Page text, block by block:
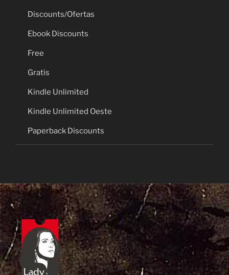
Discounts/Ofertas
Ebook Discounts
Free
Gratis
Kindle Unlimited
Kindle Unlimited Oeste
Paperback Discounts